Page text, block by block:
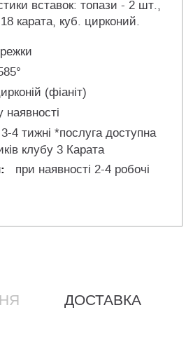
вставок: топази - 2 шт.,
карата, куб. цирконий.
(фіаніт)
3-4 тижні *послуга доступна
клубу 3 Карата
при наявності 2-4 робочі
ДОСТАВКА